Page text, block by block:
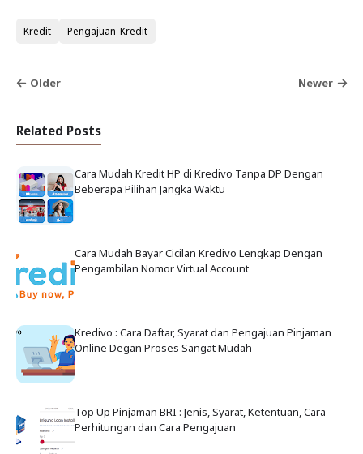
Kredit Pengajuan_Kredit
Older Newer
Related Posts
Cara Mudah Kredit HP di Kredivo Tanpa DP Dengan
Beberapa Pilihan Jangka Waktu
Cara Mudah Bayar Cicilan Kredivo Lengkap Dengan
Pengambilan Nomor Virtual Account
Kredivo : Cara Daftar, Syarat dan Pengajuan Pinjaman
Online Degan Proses Sangat Mudah
Top Up Pinjaman BRI : Jenis, Syarat, Ketentuan, Cara
Perhitungan dan Cara Pengajuan